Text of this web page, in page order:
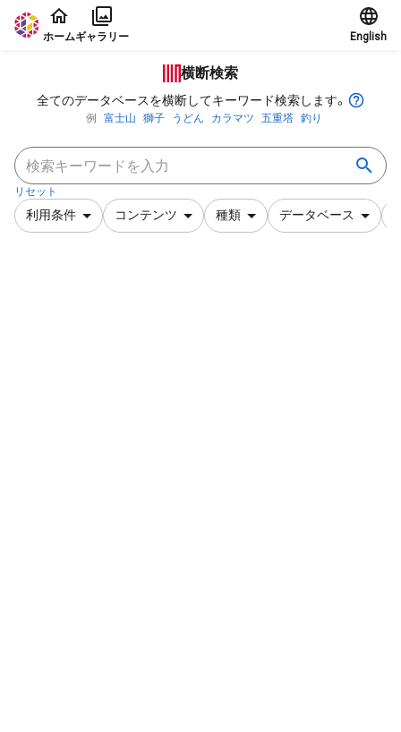
本文に飛ぶ
ホームギャラリー English
横断検索
全てのデータベースを横断してキーワード検索します。
例 富士山 獅子 うどん カラマツ 五重塔 釣り
リセット
利用条件 コンテンツ 種類 データベース